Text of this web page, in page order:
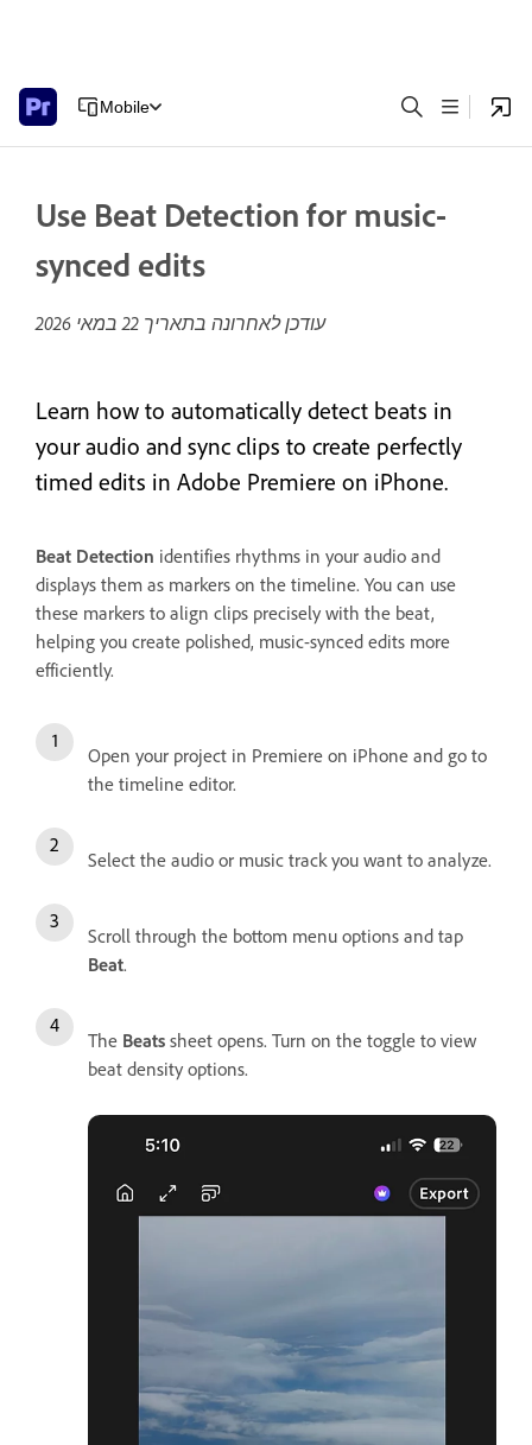
Mobile
Use Beat Detection for music-
synced edits
עודכן לאחרונה בתאריך 22 במאי 2026
Learn how to automatically detect beats in
your audio and sync clips to create perfectly
timed edits in Adobe Premiere on iPhone.
Beat Detection identifies rhythms in your audio and
displays them as markers on the timeline. You can use
these markers to align clips precisely with the beat,
helping you create polished, music-synced edits more
efficiently.
Open your project in Premiere on iPhone and go to
the timeline editor.
Select the audio or music track you want to analyze.
Scroll through the bottom menu options and tap
Beat.
The Beats sheet opens. Turn on the toggle to view
beat density options.